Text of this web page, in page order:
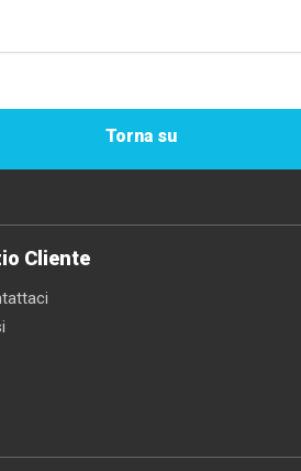
Torna su
Cliente